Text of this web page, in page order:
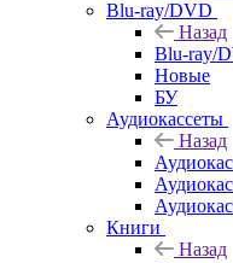
Blu-ray/DVD
Назад
Blu-ray/
Новые
БУ
Аудиокассеты
Назад
Книги
Назад